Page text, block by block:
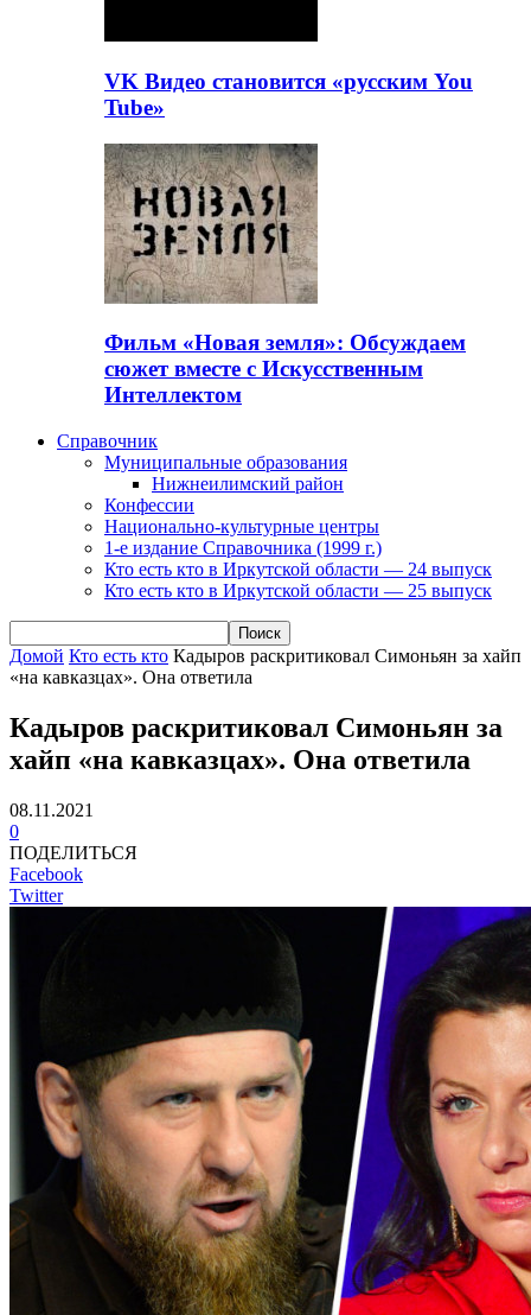
VK Видео становится «русским You
Tube»
Фильм «Новая земля»: Обсуждаем
сюжет вместе с Искусственным
Интеллектом
Справочник
Муниципальные образования
Нижнеилимский район
Конфессии
Национально-культурные центры
1-е издание Справочника (1999 г.)
Кто есть кто в Иркутской области — 24 выпуск
Кто есть кто в Иркутской области — 25 выпуск
Домой Кто есть кто Кадыров раскритиковал Симоньян за хайп
«на кавказцах». Она ответила
Кадыров раскритиковал Симоньян за
хайп «на кавказцах». Она ответила
08.11.2021
0
ПОДЕЛИТЬСЯ
Facebook
Twitter